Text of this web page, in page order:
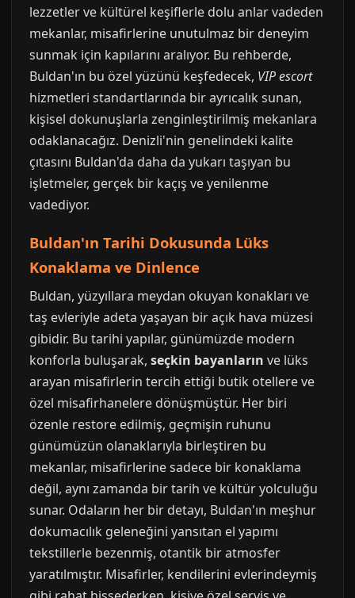
lezzetler ve kültürel keşiflerle dolu anlar vadeden
mekanlar, misafirlerine unutulmaz bir deneyim
sunmak için kapılarını aralıyor. Bu rehberde,
Buldan'ın bu özel yüzünü keşfedecek, VIP escort
hizmetleri standartlarında bir ayrıcalık sunan,
kişisel dokunuşlarla zenginleştirilmiş mekanlara
odaklanacağız. Denizli'nin genelindeki kalite
çıtasını Buldan'da daha da yukarı taşıyan bu
işletmeler, gerçek bir kaçış ve yenilenme
vadediyor.
Buldan'ın Tarihi Dokusunda Lüks
Konaklama ve Dinlence
Buldan, yüzyıllara meydan okuyan konakları ve
taş evleriyle adeta yaşayan bir açık hava müzesi
gibidir. Bu tarihi yapılar, günümüzde modern
konforla buluşarak, seçkin bayanların ve lüks
arayan misafirlerin tercih ettiği butik otellere ve
özel misafirhanelere dönüşmüştür. Her biri
özenle restore edilmiş, geçmişin ruhunu
günümüzün olanaklarıyla birleştiren bu
mekanlar, misafirlerine sadece bir konaklama
değil, aynı zamanda bir tarih ve kültür yolculuğu
sunar. Odaların her bir detayı, Buldan'ın meşhur
dokumacılık geleneğini yansıtan el yapımı
tekstillerle bezenmiş, otantik bir atmosfer
yaratılmıştır. Misafirler, kendilerini evlerindeymiş